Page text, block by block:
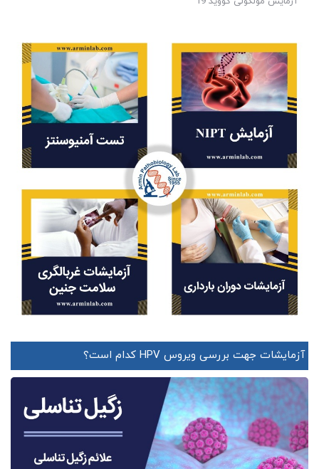
آزمایشات جهت بررسی ویروس HPV کدام است؟